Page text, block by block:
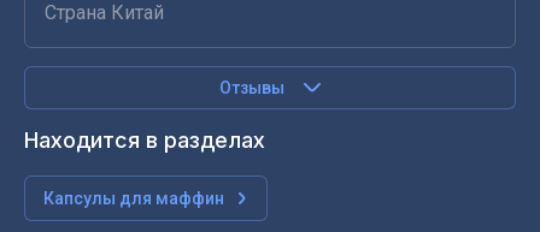
Страна Китай
Отзывы
Находится в разделах
Капсулы для маффин